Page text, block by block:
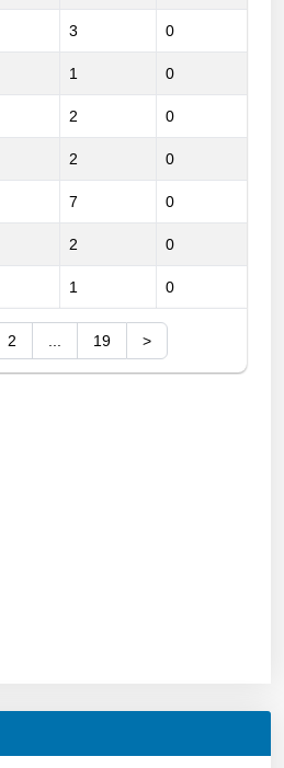
3 0
1 0
2 0
2 0
7 0
2 0
1 0
2 ... 19 >